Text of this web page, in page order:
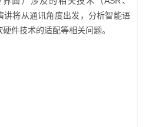
讲将从通讯角度出发，分析智能语
件技术的适配等相关问题。